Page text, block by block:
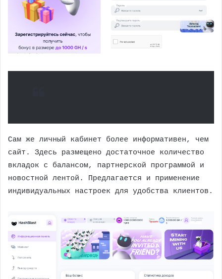
Сам же личный кабинет более информативен, чем
сайт. Здесь размещено достаточное количество
вкладок с балансом, партнерской программой и
новостной лентой. Предлагается и применение
индивидуальных настроек для удобства клиентов.